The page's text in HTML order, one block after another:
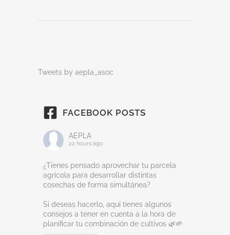
Tweets by aepla_asoc
FACEBOOK POSTS
AEPLA
22 hours ago
¿Tienes pensado aprovechar tu parcela
agrícola para desarrollar distintas
cosechas de forma simultánea?
Si deseas hacerlo, aquí tienes algunos
consejos a tener en cuenta a la hora de
planificar tu combinación de cultivos 🌿🌱